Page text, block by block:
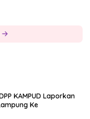
KAMPUD Laporkan
Ke